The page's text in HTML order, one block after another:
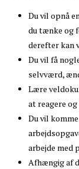
Du vil opnå
du tænke og
derefter kan
Du vil få
selvværd,
Lære
at reagere
Du vil
arbejde med
Afhængig af